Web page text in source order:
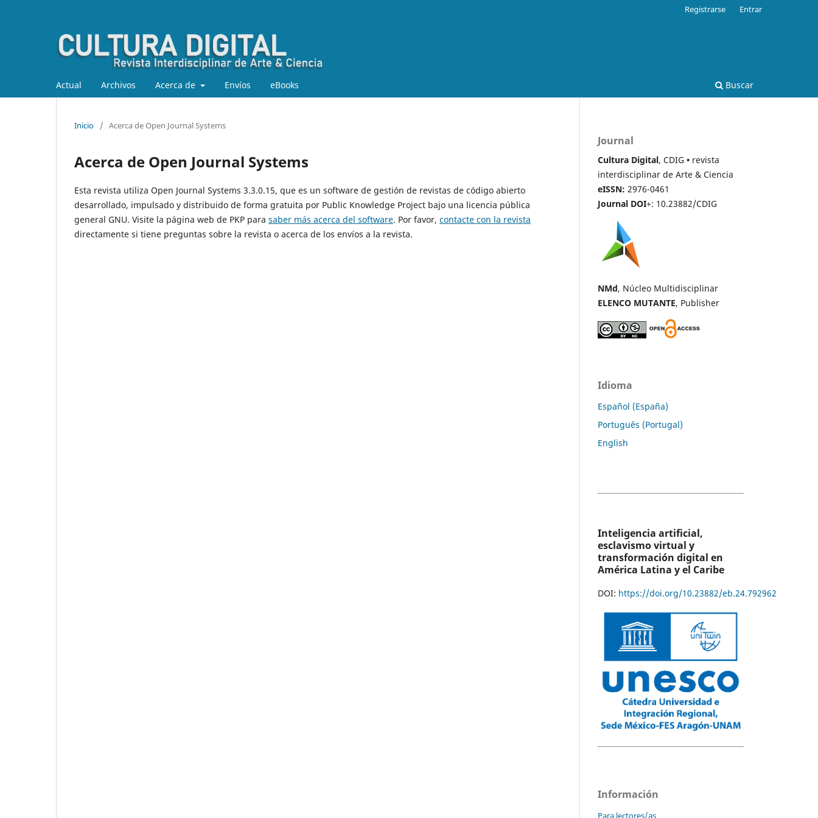
Actual Archivos Acerca de Envíos eBooks Buscar
Registrarse Entrar
Inicio / Acerca de Open Journal Systems
Acerca de Open Journal Systems
Esta revista utiliza Open Journal Systems 3.3.0.15, que es un software de gestión de revistas de código abierto
desarrollado, impulsado y distribuido de forma gratuita por Public Knowledge Project bajo una licencia pública
general GNU. Visite la página web de PKP para saber más acerca del software. Por favor, contacte con la revista
directamente si tiene preguntas sobre la revista o acerca de los envíos a la revista.
Journal
Cultura Digital, CDIG • revista
interdisciplinar de Arte & Ciencia
eISSN: 2976-0461
Journal DOI+: 10.23882/CDIG
NMd, Núcleo Multidisciplinar
ELENCO MUTANTE, Publisher
Idioma
Español (España)
Português (Portugal)
English
Inteligencia artificial,
esclavismo virtual y
transformación digital en
América Latina y el Caribe
DOI: https://doi.org/10.23882/eb.24.792962
Información
Para lectores/as